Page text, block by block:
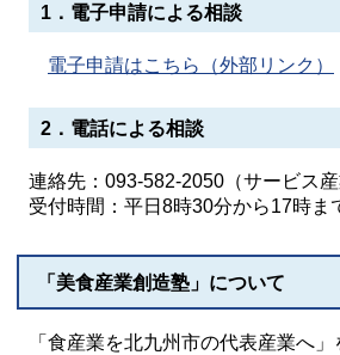
1．電子申請による相談
電子申請はこちら（外部リンク）
2．電話による相談
連絡先：093-582-2050（サービス産
受付時間：平日8時30分から17時ま
「美食産業創造塾」について
「食産業を北九州市の代表産業へ